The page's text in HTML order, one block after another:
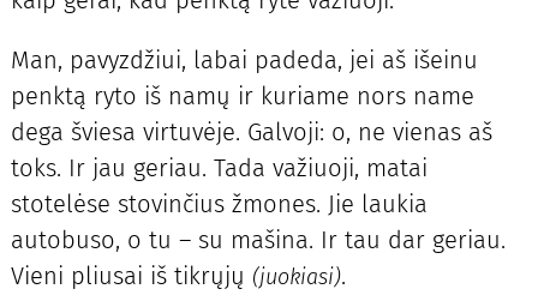
Man, pavyzdžiui, labai padeda, jei aš išeinu
penktą ryto iš namų ir kuriame nors name
dega šviesa virtuvėje. Galvoji: o, ne vienas aš
toks. Ir jau geriau. Tada važiuoji, matai
stotelėse stovinčius žmones. Jie laukia
autobuso, o tu – su mašina. Ir tau dar geriau.
Vieni pliusai iš tikrųjų (juokiasi).